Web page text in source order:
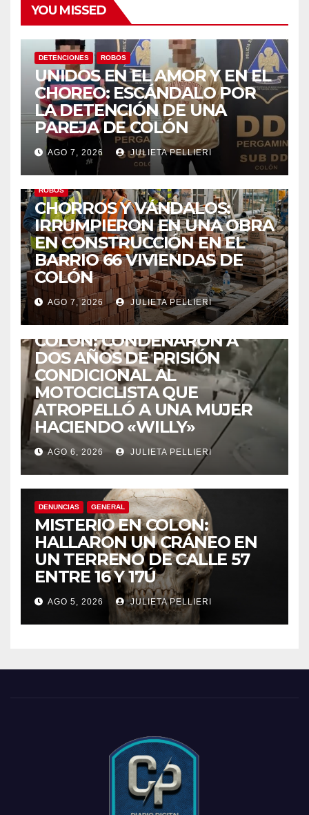
YOU MISSED
DETENCIONES ROBOS
UNIDOS EN EL AMOR Y EN EL
CHOREO: ESCÁNDALO POR
LA DETENCIÓN DE UNA
PAREJA DE COLÓN
AGO 7, 2026 JULIETA PELLIERI
ROBOS
CHORROS Y VÁNDALOS:
IRRUMPIERON EN UNA OBRA
EN CONSTRUCCIÓN EN EL
BARRIO 66 VIVIENDAS DE
COLÓN
AGO 7, 2026 JULIETA PELLIERI
COLÓN: CONDENARON A
DOS AÑOS DE PRISIÓN
CONDICIONAL AL
MOTOCICLISTA QUE
ATROPELLÓ A UNA MUJER
HACIENDO «WILLY»
AGO 6, 2026 JULIETA PELLIERI
DENUNCIAS GENERAL
MISTERIO EN COLON:
HALLARON UN CRÁNEO EN
UN TERRENO DE CALLE 57
ENTRE 16 Y 17Ú
AGO 5, 2026 JULIETA PELLIERI